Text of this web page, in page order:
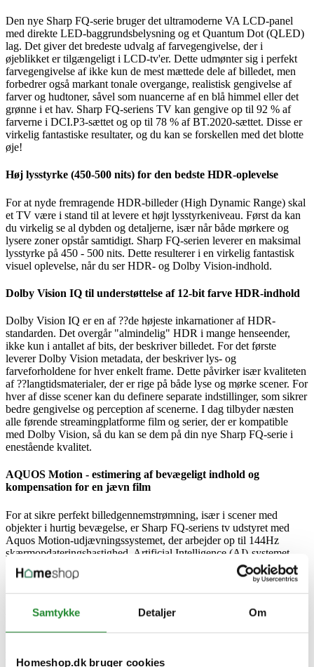
Samtykke Detaljer Om
Homeshop.dk bruger cookies
Den nye Sharp FQ-serie bruger det ultramoderne VA LCD-panel
med direkte LED-baggrundsbelysning og et Quantum Dot (QLED)
lag. Det giver det bredeste udvalg af farvegengivelse, der i
øjeblikket er tilgængeligt i LCD-tv'er. Dette udmønter sig i perfekt
farvegengivelse af ikke kun de mest mættede dele af billedet, men
forbedrer også markant tonale overgange, realistisk gengivelse af
farver og hudtoner, såvel som nuancerne af en blå himmel eller det
grønne i et hav. Sharp FQ-seriens TV kan gengive op til 92 % af
farverne i DCI.P3-sættet og op til 78 % af BT.2020-sættet. Disse er
virkelig fantastiske resultater, og du kan se forskellen med det blotte
øje!
Høj lysstyrke (450-500 nits) for den bedste HDR-oplevelse
For at nyde fremragende HDR-billeder (High Dynamic Range) skal
et TV være i stand til at levere et højt lysstyrkeniveau. Først da kan
du virkelig se al dybden og detaljerne, især når både mørkere og
lysere zoner opstår samtidigt. Sharp FQ-serien leverer en maksimal
lysstyrke på 450 - 500 nits. Dette resulterer i en virkelig fantastisk
visuel oplevelse, når du ser HDR- og Dolby Vision-indhold.
Dolby Vision IQ til understøttelse af 12-bit farve HDR-indhold
Dolby Vision IQ er en af ??de højeste inkarnationer af HDR-
standarden. Det overgår "almindelig" HDR i mange henseender,
ikke kun i antallet af bits, der beskriver billedet. For det første
leverer Dolby Vision metadata, der beskriver lys- og
farveforholdene for hver enkelt frame. Dette påvirker især kvaliteten
af ??langtidsmaterialer, der er rige på både lyse og mørke scener. For
hver af disse scener kan du definere separate indstillinger, som sikrer
bedre gengivelse og perception af scenerne. I dag tilbyder næsten
alle førende streamingplatforme film og serier, der er kompatible
med Dolby Vision, så du kan se dem på din nye Sharp FQ-serie i
enestående kvalitet.
AQUOS Motion - estimering af bevægeligt indhold og
kompensation for en jævn film
For at sikre perfekt billedgennemstrømning, især i scener med
objekter i hurtig bevægelse, er Sharp FQ-seriens tv udstyret med
Aquos Motion-udjævningssystemet, der arbejder op til 144Hz
skærmopdateringshastighed. Artificial Intelligence (AI)-systemet
implementeret i den ultraeffektive billedprocessor analyserer billedet
"frame for frame" under hensyntagen til bevægelige objekter og
genererer om nødvendigt yderligere frames for at øge glatheden.
purister, der ønsker at se indhold uden yderligere behandling - i fuld
filmisk stil - kan det slås fra.
Lyssensor til automatisk lysstyrkejustering